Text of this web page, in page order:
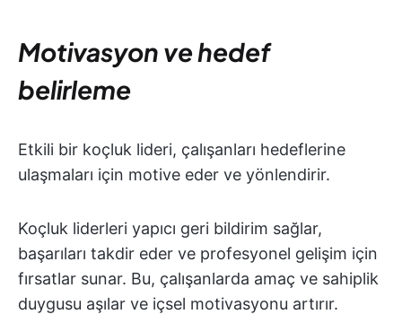
Motivasyon ve hedef
belirleme
Etkili bir koçluk lideri, çalışanları hedeflerine
ulaşmaları için motive eder ve yönlendirir.
Koçluk liderleri yapıcı geri bildirim sağlar,
başarıları takdir eder ve profesyonel gelişim için
fırsatlar sunar. Bu, çalışanlarda amaç ve sahiplik
duygusu aşılar ve içsel motivasyonu artırır.